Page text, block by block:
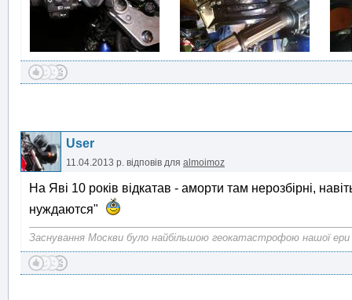
User
11.04.2013 р. відповів для almoimoz
На Яві 10 років відкатав - аморти там нерозбірні,
нуждаются"
Заснування Москви було найбільшою геокатастрофою нашої ери